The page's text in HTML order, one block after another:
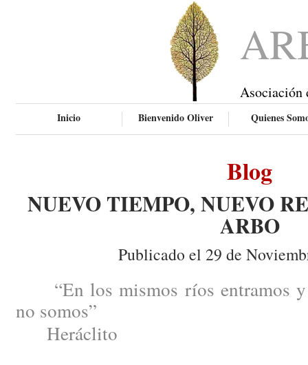
Asociación
Inicio Bienvenido Oliver Quienes
Blog
NUEVO TIEMPO, NUEVO
ARBO
Publicado el 29 de
“En los mismos ríos entramos y
no somos”
Heráclito